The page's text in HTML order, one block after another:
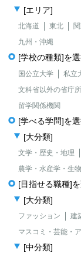
[エリア]
北海道 東北
九州・沖縄
[学校の種類]を
国公立大学 私立
文科省以外の省庁
留学関係機関
[学べる学問]を
[大分類]
文学・歴史・地理
農学・水産学・生物
[目指せる職種]
[大分類]
ファッション 建
マスコミ・芸能・
[中分類]